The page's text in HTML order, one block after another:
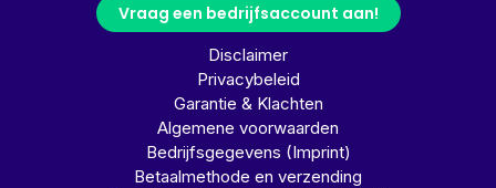
Vraag een bedrijfsaccount aan!
Disclaimer
Privacybeleid
Garantie & Klachten
Algemene voorwaarden
Bedrijfsgegevens (Imprint)
Betaalmethode en verzending